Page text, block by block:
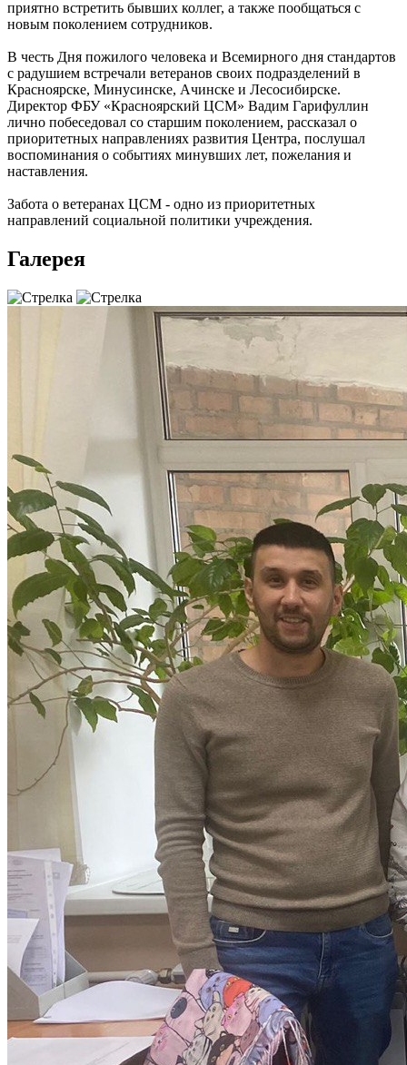
приятно встретить бывших коллег, а также пообщаться с
новым поколением сотрудников.
В честь Дня пожилого человека и Всемирного дня стандартов
с радушием встречали ветеранов своих подразделений в
Красноярске, Минусинске, Ачинске и Лесосибирске.
Директор ФБУ «Красноярский ЦСМ» Вадим Гарифуллин
лично побеседовал со старшим поколением, рассказал о
приоритетных направлениях развития Центра, послушал
воспоминания о событиях минувших лет, пожелания и
наставления.
Забота о ветеранах ЦСМ - одно из приоритетных
направлений социальной политики учреждения.
Галерея